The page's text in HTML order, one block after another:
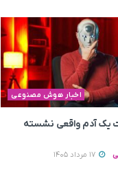
اخبار هوش مصنوعی
یک آدم واقعی نشسته